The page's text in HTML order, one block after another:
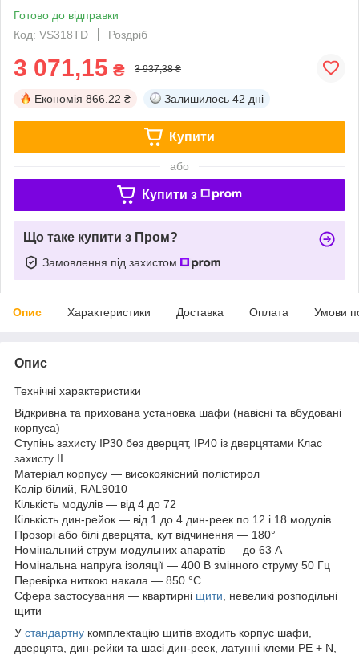
Готово до відправки
Код: VS318TD
Роздріб
3 071,15 ₴ 3 937,38 ₴
Економія 866.22 ₴ Залишилось 42 дні
Купити
або
Купити з
Що таке купити з Пром?
Замовлення під захистом
Опис Характеристики Доставка Оплата Умови
Опис
Технічні характеристики
Відкривна та прихована установка шафи (навісні та вбудовані
корпуса)
Ступінь захисту IP30 без дверцят, IP40 із дверцятами Клас
захисту II
Матеріал корпусу — високоякісний полістирол
Колір білий, RAL9010
Кількість модулів — від 4 до 72
Кількість дин-рейок — від 1 до 4 дин-реек по 12 і 18 модулів
Прозорі або білі дверцята, кут відчинення — 180°
Номінальний струм модульних апаратів — до 63 А
Номінальна напруга ізоляції — 400 В змінного струму 50 Гц
Перевірка ниткою накала — 850 °C
Сфера застосування — квартирні щити , невеликі розподільні
щити
У стандартну комплектацію щитів входить корпус шафи,
дверцята, дин-рейки та шасі дин-реек, латунні клеми PE + N,